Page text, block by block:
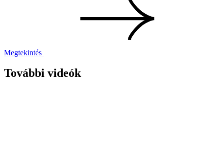
Megtekintés
További videók